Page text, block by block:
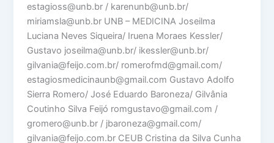
estagioss@unb.br / karenunb@unb.br/
miriamsla@unb.br UNB – MEDICINA Joseilma
Luciana Neves Siqueira/ Iruena Moraes Kessler/
Gustavo joseilma@unb.br/ ikessler@unb.br/
gilvania@feijo.com.br/ romerofmd@gmail.com/
estagiosmedicinaunb@gmail.com Gustavo Adolfo
Sierra Romero/ José Eduardo Baroneza/ Gilvânia
Coutinho Silva Feijó romgustavo@gmail.com /
gromero@unb.br / jbaroneza@gmail.com/
gilvania@feijo.com.br CEUB Cristina da Silva Cunha